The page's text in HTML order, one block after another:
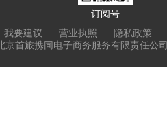
订阅号
我要建议
营业执照
隐私政策
首旅携同电子商务服务有限责任公司